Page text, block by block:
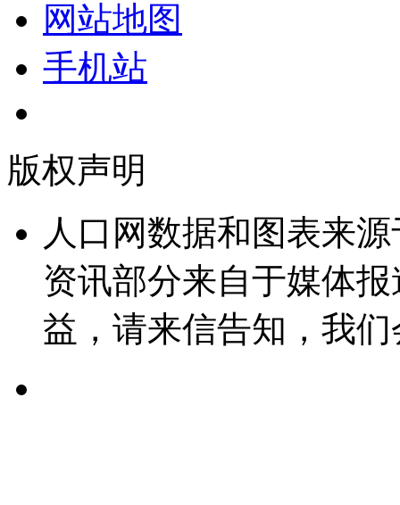
网站地图
手机站
版权声明
人口网数据和图表来
资讯部分来自于媒体
益，请来信告知，我